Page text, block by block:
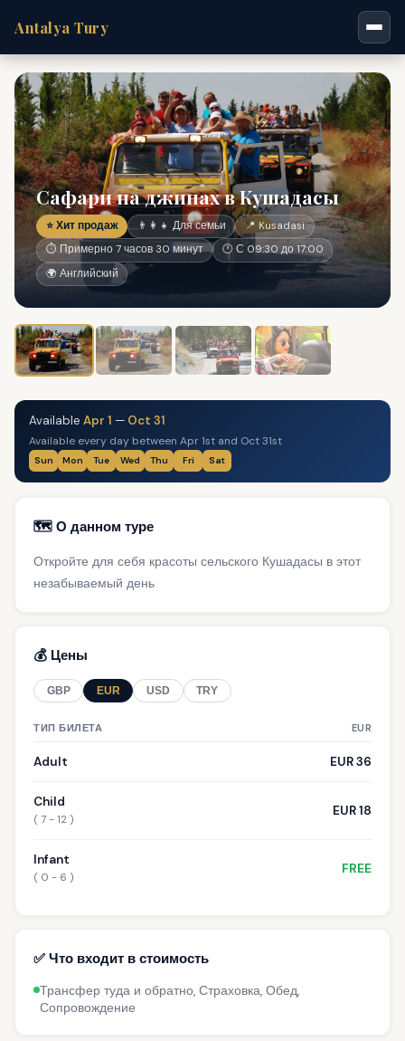
Antalya Tury
Сафари на джипах в Кушадасы
⭐ Хит продаж 👨‍👩‍👧 Для семьи
📍 Kusadasi
⏱ Примерно 7 часов 30 минут
🕐 С 09:30 до 17:00
🌍 Английский
Available Apr 1 — Oct 31
Available every day between Apr 1st and Oct 31st
Sun Mon Tue Wed Thu Fri Sat
🗺️ О данном туре
Откройте для себя красоты сельского Кушадасы в этот
незабываемый день
💰 Цены
GBP EUR USD TRY
ТИП БИЛЕТА EUR
Adult EUR 36
Child
( 7 - 12 )
EUR 18
Infant
( 0 - 6 )
FREE
✅ Что входит в стоимость
Трансфер туда и обратно, Страховка, Обед,
Сопровождение